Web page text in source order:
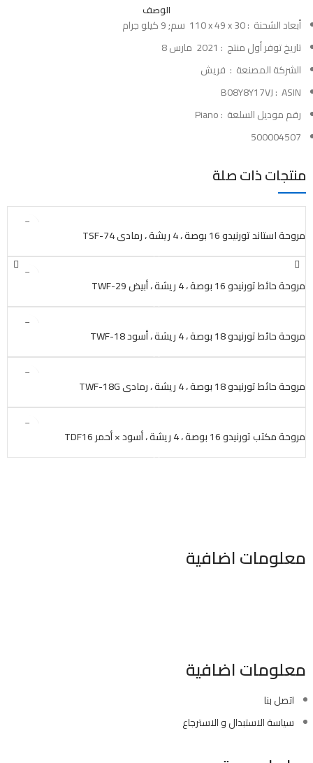
الوصف
أبعاد الشحنة ‏ : ‎110 x 49 x 30 سم; 9 كيلو جرام
تاريخ توفر أول منتج ‏ : ‎ 2021 مارس 8
الشركة المصنعة ‏ : ‎ فريش
ASIN ‏ : ‎
B08Y8Y17VJ
رقم موديل السلعة ‏ : ‎Piano
500004507
منتجات ذات صلة
مروحة استاند تورنيدو 16 بوصة ، 4 ريشة ، رمادي TSF-74
مروحة حائط تورنيدو 16 بوصة ، 4 ريشة ، أبيض TWF-29
مروحة حائط تورنيدو 18 بوصة ، 4 ريشة ، أسود TWF-18
مروحة حائط تورنيدو 18 بوصة ، 4 ريشة ، رمادي TWF-18G
مروحة مكتب تورنيدو 16 بوصة ، 4 ريشة ، أسود × أحمر TDF16
معلومات اضافية
معلومات اضافية
اتصل بنا
سياسة الاستبدال و الاسترجاع